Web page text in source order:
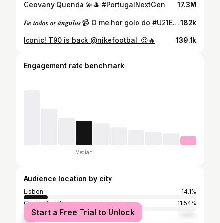
Geovany Quenda 💫🎩 #PortugalNextGen 17.3M
𝑫𝒆 𝒕𝒐𝒅𝒐𝒔 𝒐𝒔 𝒂̂𝒏𝒈𝒖𝒍𝒐𝒔 📹 O melhor golo do #U21EURO 2025 é de Geovany Quenda 🚀✨ #FazHistória 𝑭𝒓𝒐𝒎 𝒂𝒍𝒍 𝒂𝒏𝒈𝒍𝒆𝒔 📹 Geovany Quenda scored the best goal of the #U21EURO 2025 🚀✨ #HistoryNeedsMakers182k
Iconic! T90 is back @nikefootball 😍🔥 139.1k
Engagement rate benchmark
Median
Audience location by city
Lisbon
14.1%
Greater London
11.54%
Dubai
Start a Free Trial to Unlock